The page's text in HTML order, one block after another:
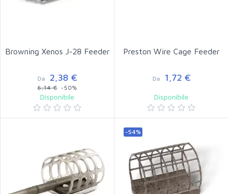
Browning Xenos J-28 Feeder
Da 2,38 €
6,14 €-50%
Disponibile
Preston Wire Cage Feeder
Da 1,72 €
Disponibile
-54%